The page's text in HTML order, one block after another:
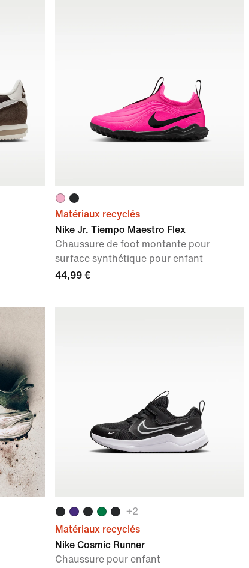
Matériaux recyclés
Nike Jr. Tiempo Maestro Flex
Chaussure de foot montante pour
surface synthétique pour enfant
44,99 €
+2
Matériaux recyclés
Nike Cosmic Runner
Chaussure pour enfant